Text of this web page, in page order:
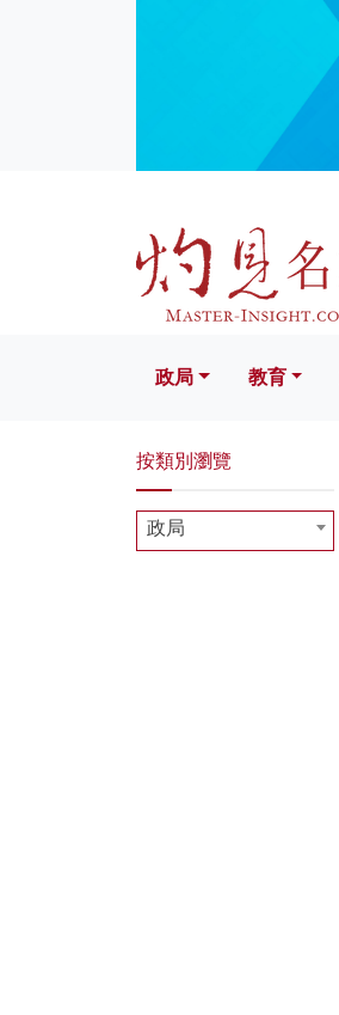
文化
政局 教育
按類別瀏覽
政局